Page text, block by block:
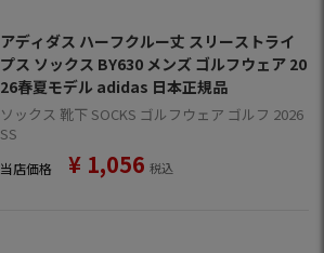
アディダス ハーフクルー丈 スリーストライ
プス ソックス BY630 メンズ ゴルフウェア 20
26春夏モデル adidas 日本正規品
ソックス 靴下 SOCKS ゴルフウェア ゴルフ 2026
SS
当店価格 ¥ 1,056 税込